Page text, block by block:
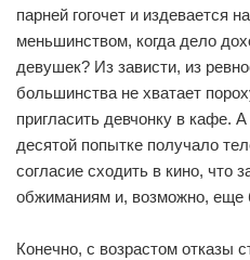
парней гогочет и издевается
меньшинством, когда дело
девушек? Из зависти, из
большинства не хватает
пригласить девчонку в кафе.
десятой попытке получало
согласие сходить в кино, что
обжиманиям и, возможно,
Конечно, с возрастом отказы